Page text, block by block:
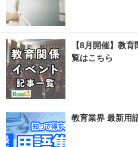
【8月開催】教
覧はこちら
教育業界 最新用